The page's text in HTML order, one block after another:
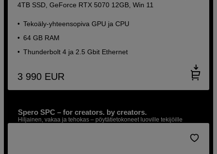
4TB SSD, GeForce RTX 5070 12GB, Win 11
Tekoäly-yhteensopiva GPU ja CPU
64 GB RAM
Thunderbolt 4 ja 2.5 Gbit Ethernet
3 990 EUR
Spero SPC – for creators. by creators.
Hiljainen, vakaa ja tehokas – pöytätietokoneet luoville tekijöille